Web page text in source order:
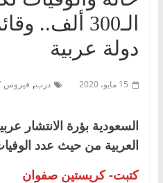
دولة عربية
15 مايو، 2020 درب, فيروس
السعودية بؤرة الانتشار
العربية من حيث عدد الوفيات بـ 529
كتبت- كريستين صفوان